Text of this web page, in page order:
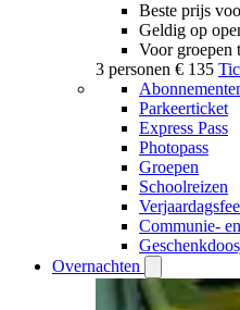
Beste prijs
Geldig op
Voor groepen
3 personen € 135
Parkeerticket
Express Pass
Photopass
Groepen
Schoolreizen
Communie-
Overnachten
Overnachten
submenu